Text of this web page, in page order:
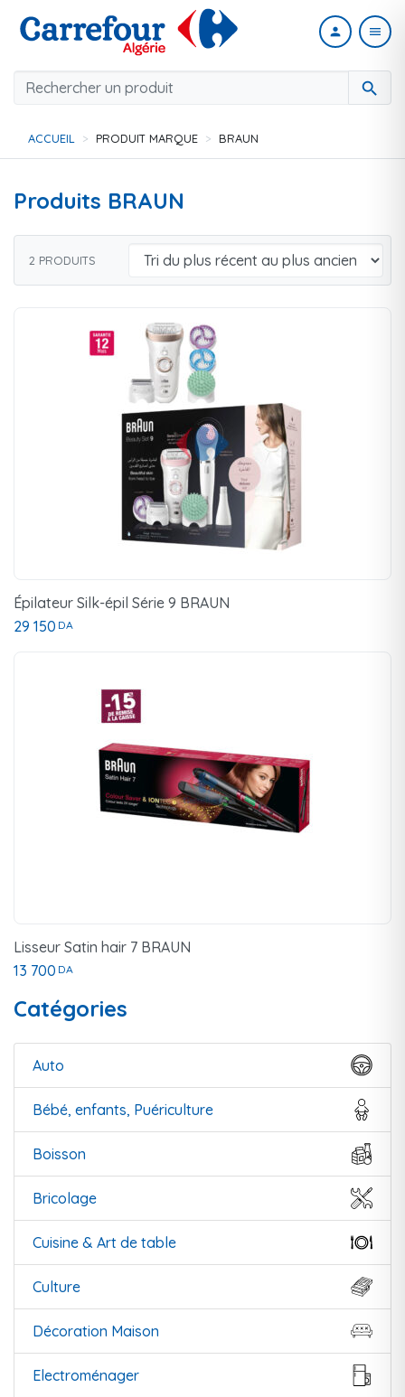
search
person menu
ACCUEIL PRODUIT MARQUE BRAUN
Catégories
Auto
Bébé, enfants, Puériculture
Boisson
Bricolage
Cuisine & Art de table
Culture
Décoration Maison
Electroménager
Produits BRAUN
2 PRODUITS
Épilateur Silk-épil Série 9 BRAUN
29 150 DA
Lisseur Satin hair 7 BRAUN
13 700 DA